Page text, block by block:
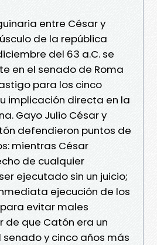
entre César y
de la república
del 63 a.C. se
en el senado de Roma
para los cinco
implicación directa en la
Gayo Julio César y
defendieron puntos de
mientras César
de cualquier
ejecutado sin un juicio;
ejecución de los
evitar males
de que Catón era un
y cinco años más